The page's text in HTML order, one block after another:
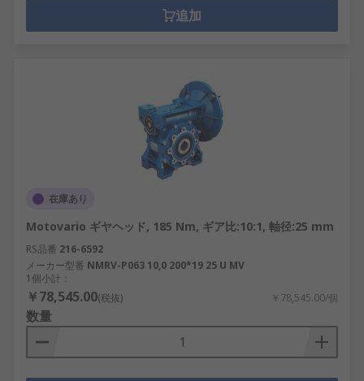
追加
在庫あり
Motovario ギヤヘッド, 185 Nm, ギア比:10:1, 軸径:25 mm
RS品番 216-6592
メーカー型番 NMRV-P063 10,0 200*19 25 U MV
1個小計：
￥78,545.00(税抜) ￥78,545.00/個
数量